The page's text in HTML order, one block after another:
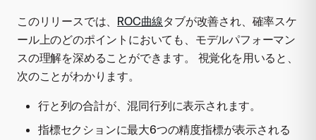
このリリースでは、 ROC曲線タブが改善され、確率スケ
ール上のどのポイントにおいても、モデルパフォーマン
スの理解を深めることができます。 視覚化を用いると、
次のことがわかります。
行と列の合計が、混同行列に表示されます。
指標セクションに最大6つの精度指標が表示される